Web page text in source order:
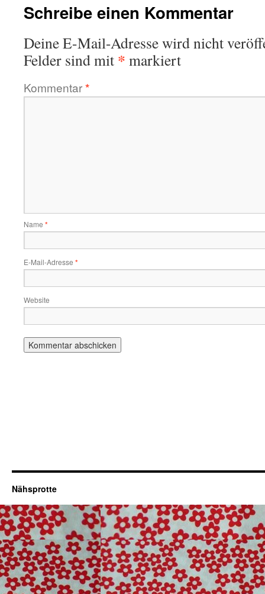
Schreibe einen Kommentar
Deine E-Mail-Adresse wird nicht
Felder sind mit * markiert
Kommentar*
Name *
E-Mail-Adresse *
Website
Nähsprotte